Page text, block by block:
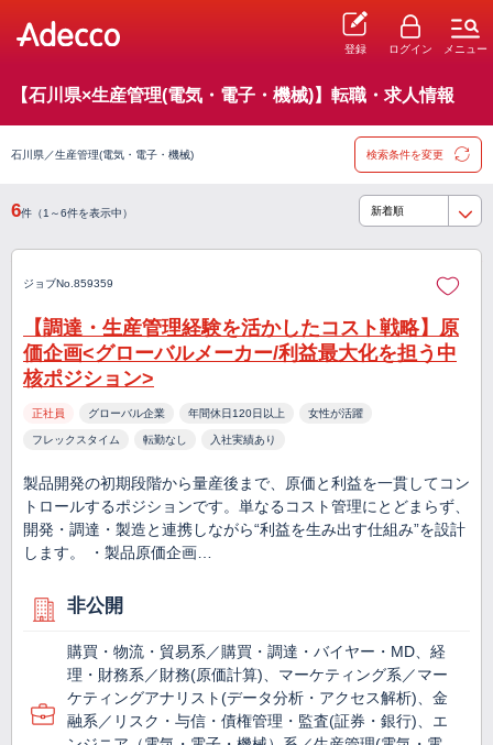
登録 ログイン メニュー
【石川県×生産管理(電気・電子・機械)】転職・求人情報
石川県／生産管理(電気・電子・機械) 検索条件を変更
6件（1～6件を表示中）
ジョブNo.859359
【調達・生産管理経験を活かしたコスト戦略】原
価企画<グローバルメーカー/利益最大化を担う中
核ポジション>
正社員 グローバル企業 年間休日120日以上 女性が活躍
フレックスタイム 転勤なし 入社実績あり
製品開発の初期段階から量産後まで、原価と利益を一貫してコン
トロールするポジションです。単なるコスト管理にとどまらず、
開発・調達・製造と連携しながら“利益を生み出す仕組み”を設計
します。 ・製品原価企画…
非公開
購買・物流・貿易系／購買・調達・バイヤー・MD、経
理・財務系／財務(原価計算)、マーケティング系／マー
ケティングアナリスト(データ分析・アクセス解析)、金
融系／リスク・与信・債権管理・監査(証券・銀行)、エ